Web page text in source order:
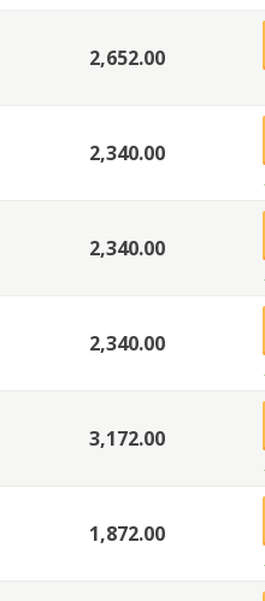
2,652.00
2,340.00
2,340.00
2,340.00
3,172.00
1,872.00